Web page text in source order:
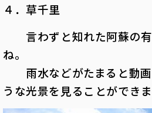
４．草千里
言わずと知れた阿蘇の有
ね。
雨水などがたまると動画
うな光景を見ることができま